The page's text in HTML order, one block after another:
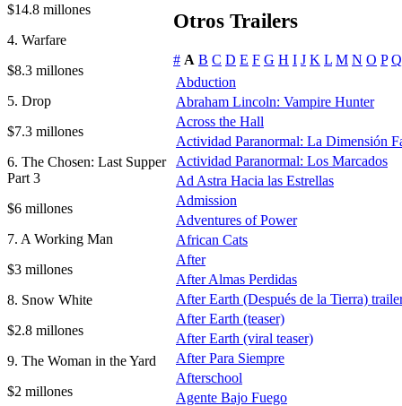
$14.8 millones
4. Warfare
$8.3 millones
5. Drop
$7.3 millones
6. The Chosen: Last Supper
Part 3
$6 millones
7. A Working Man
$3 millones
8. Snow White
$2.8 millones
9. The Woman in the Yard
$2 millones
Otros Trailers
# A B C D E F G H I J K L M N O P Q
Abduction
Abraham Lincoln: Vampire Hunter
Across the Hall
Actividad Paranormal: La Dimensión
Actividad Paranormal: Los Marcados
Ad Astra Hacia las Estrellas
Admission
Adventures of Power
African Cats
After
After Almas Perdidas
After Earth (Después de la Tierra)
After Earth (teaser)
After Earth (viral teaser)
After Para Siempre
Afterschool
Agente Bajo Fuego